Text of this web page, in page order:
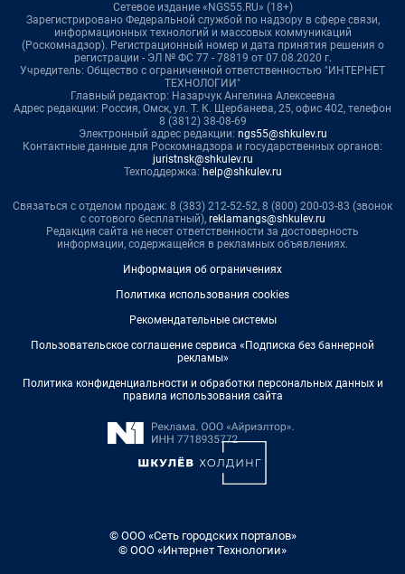
Сетевое издание «NGS55.RU» (18+)
Зарегистрировано Федеральной службой по надзору в сфере связи,
информационных технологий и массовых коммуникаций
(Роскомнадзор). Регистрационный номер и дата принятия решения о
регистрации - ЭЛ № ФС 77 - 78819 от 07.08.2020 г.
Учредитель: Общество с ограниченной ответственностью "ИНТЕРНЕТ
ТЕХНОЛОГИИ"
Главный редактор: Назарчук Ангелина Алексеевна
Адрес редакции: Россия, Омск, ул. Т. К. Щербанева, 25, офис 402, телефон
8 (3812) 38-08-69
Электронный адрес редакции: ngs55@shkulev.ru
Контактные данные для Роскомнадзора и государственных органов:
juristnsk@shkulev.ru
Техподдержка: help@shkulev.ru
Связаться с отделом продаж: 8 (383) 212-52-52, 8 (800) 200-03-83 (звонок
с сотового бесплатный), reklamangs@shkulev.ru
Редакция сайта не несет ответственности за достоверность
информации, содержащейся в рекламных объявлениях.
Информация об ограничениях
Политика использования cookies
Рекомендательные системы
Пользовательское соглашение сервиса «Подписка без баннерной
рекламы»
Политика конфиденциальности и обработки персональных данных и
правила использования сайта
© ООО «Сеть городских порталов»
© ООО «Интернет Технологии»